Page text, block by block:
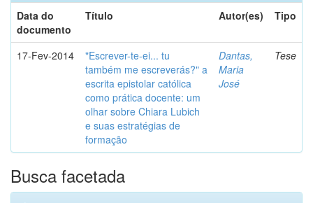
Data do
documento
Título Autor(es) Tipo
17-Fev-2014
"Escrever-te-ei... tu
também me escreverás?" a
escrita epistolar católica
como prática docente: um
olhar sobre Chiara Lubich
e suas estratégias de
formação
Dantas,
Maria
José
Tese
Busca facetada